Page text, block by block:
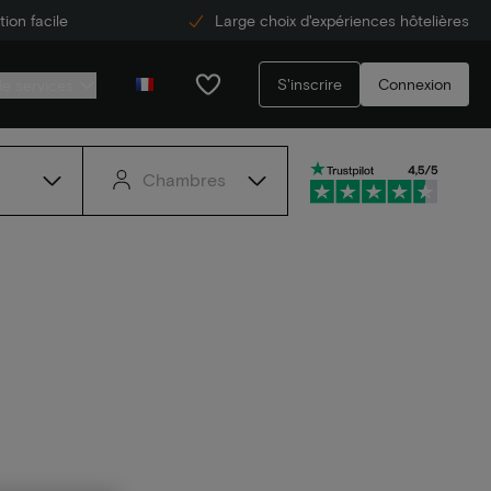
facile Large choix d'expériences hôtelières
S'inscrire Connexion
Chambres